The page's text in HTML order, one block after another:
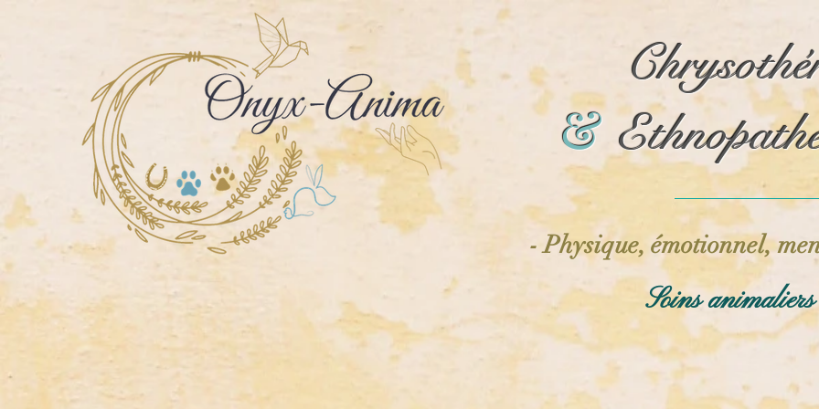
&
&
- Physique, émotionnel,
Soins